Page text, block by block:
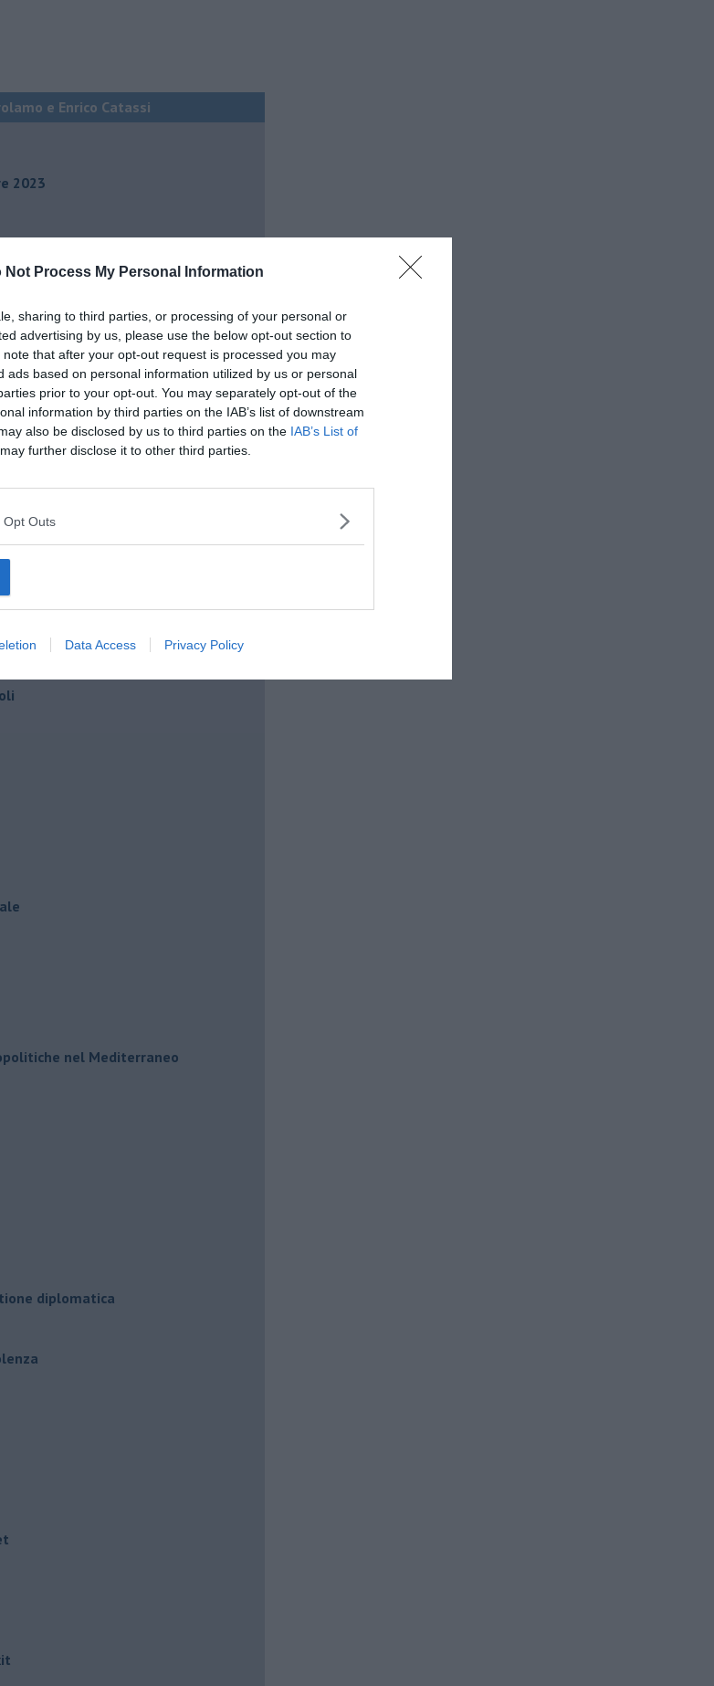
Not Process My Personal Information
sharing to third parties, or processing of your personal or
advertising by us, please use the below opt-out section to
that after your opt-out request is processed you may
ads based on personal information utilized by us or personal
prior to your opt-out. You may separately opt-out of the
information by third parties on the IAB’s list of downstream
also be disclosed by us to third parties on the IAB’s List of
further disclose it to other third parties.
Opt Outs
Data Access Privacy Policy
e Enrico Catassi
2023
nel Mediterraneo
diplomatica